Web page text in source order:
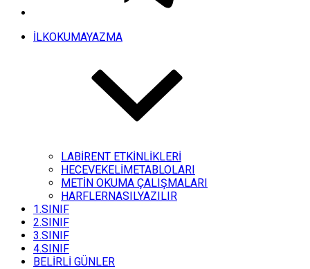
İLKOKUMAYAZMA
LABİRENT ETKİNLİKLERİ
HECEVEKELİMETABLOLARI
METİN OKUMA ÇALIŞMALARI
HARFLERNASILYAZILIR
1.SINIF
2.SINIF
3.SINIF
4.SINIF
BELİRLİ GÜNLER